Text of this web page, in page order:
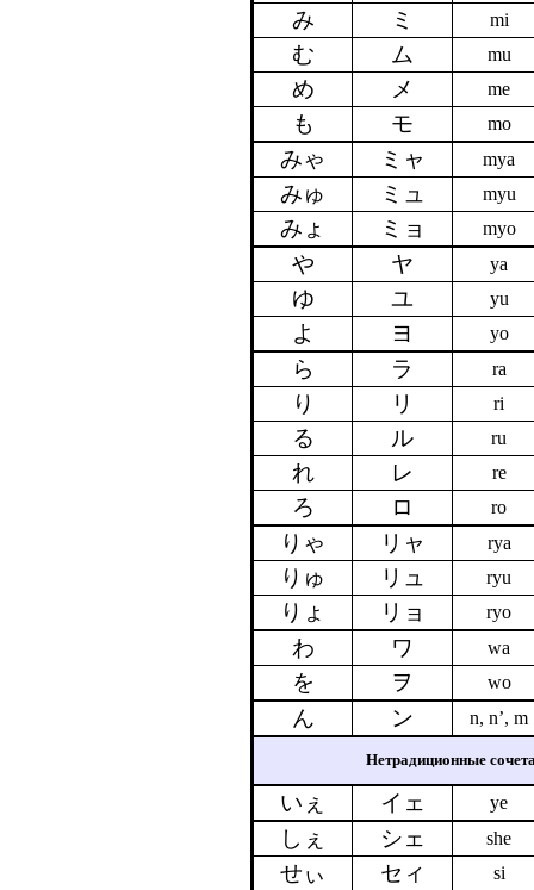
み ミ mi
む ム mu
め メ me
も モ mo
みゃ ミャ mya
みゅ ミュ myu
みょ ミョ myo
や ヤ ya
ゆ ユ yu
よ ヨ yo
ら ラ ra
り リ ri
る ル ru
れ レ re
ろ ロ ro
りゃ リャ rya
りゅ リュ ryu
りょ リョ ryo
わ ワ wa
を ヲ wo
ん ン n, n’, m
Нетрадиционные
いぇ イェ ye
しぇ シェ she
せぃ セィ si